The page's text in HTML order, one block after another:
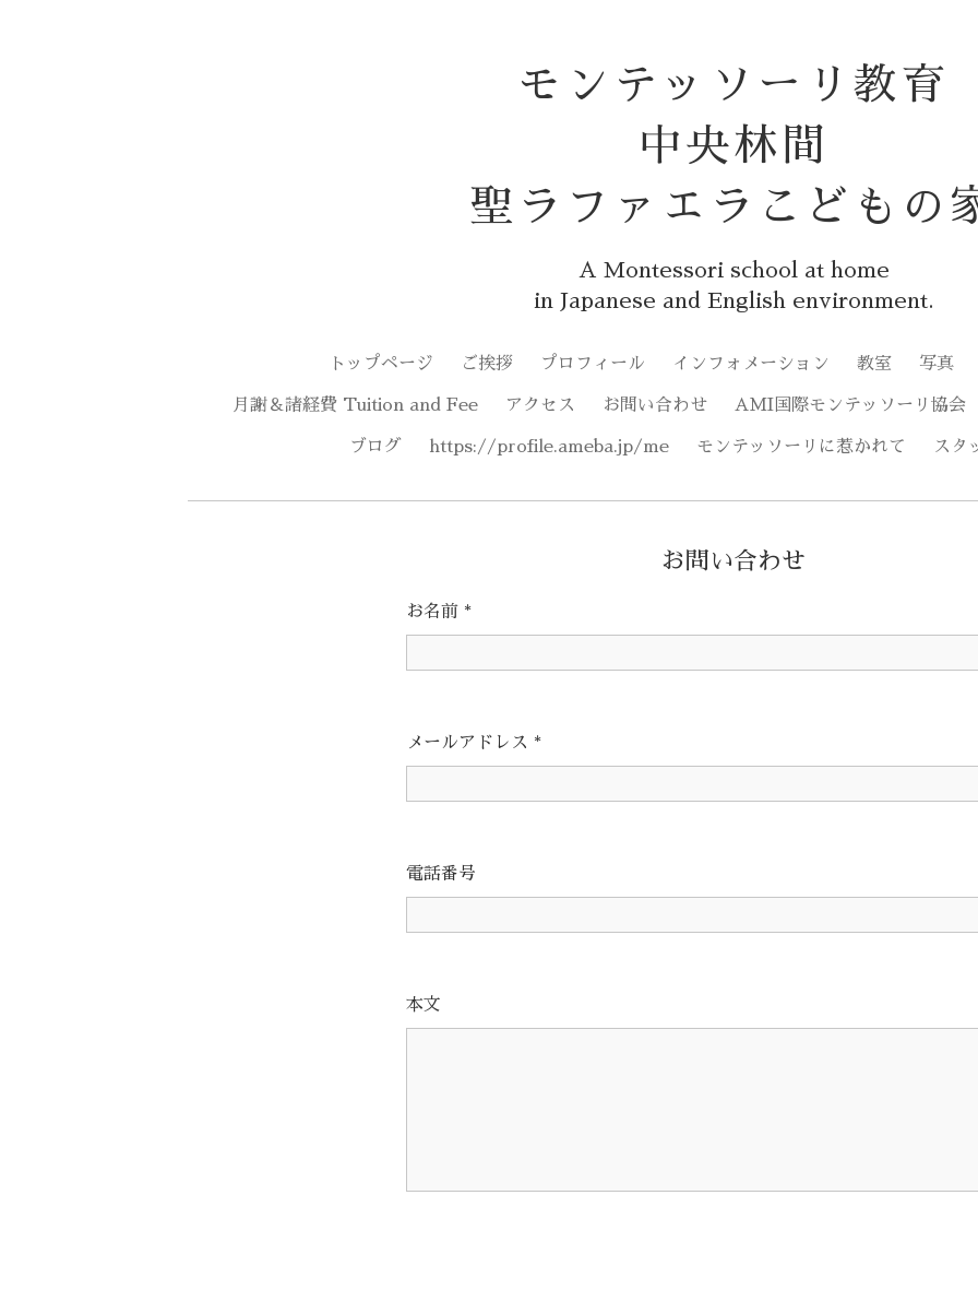
モンテッソーリ教育
中央林間
聖ラファエラこどもの
A Montessori school at home
in Japanese and English environment.
トップページ ご挨拶 プロフィール インフォメーション 教室 写真
月謝＆諸経費 Tuition and Fee アクセス お問い合わせ AMI国際モンテッソーリ協会
ブログ https://profile.ameba.jp/me モンテッソーリに惹かれて スタ
お問い合わせ
お名前 *
メールアドレス *
電話番号
本文